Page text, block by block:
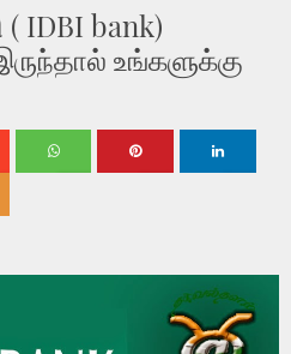
( IDBI bank)
உங்களுக்கு